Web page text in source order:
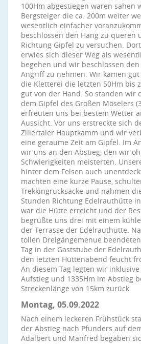
100Hm abgestiegen waren sahen
Bergsteiger die ca. 200m weiter
wesentlich einfacher
beschlossen den Hang zu queren
Richtung Gipfel zu versuchen.
erwies sich dieser Weg als
begehen und wir beschlossen
Angriff zu nehmen. Wir kamen
die Kletterei die letzten 50Hm bis
gut von der Hand. So standen wir
dem Gipfel des Großen Möselers
erfreuten uns bei bestem Wetter
Aussicht. Vor uns erstreckte sich
Zillertaler Hauptkamm und wir
eine geraume Zeit am Gipfel. Im
wir uns an den Abstieg, den wir
Schwierigkeiten meisterten.
hinter dem Felsen auch
machten eine kurze Pause,
Trekkingrucksäcke und nahmen
Stunden Richtung Edelrauthütte
war die Hütte erreicht und der
begrüßte uns drei mit einem
der Terrasse der Edelrauthütte.
tollen Dreigängemenue
Tag in der Gaststube der
den letzten Hüttenabend feucht
An diesem Tag legten wir
Aufstieg und 1335Hm im Abstieg
Streckenlänge von 15km zurück.
Montag, 05.09.2022
Nach einem leckeren Frühstück
der Abstieg nach Pfunders auf
Adalbert und Manfred begaben